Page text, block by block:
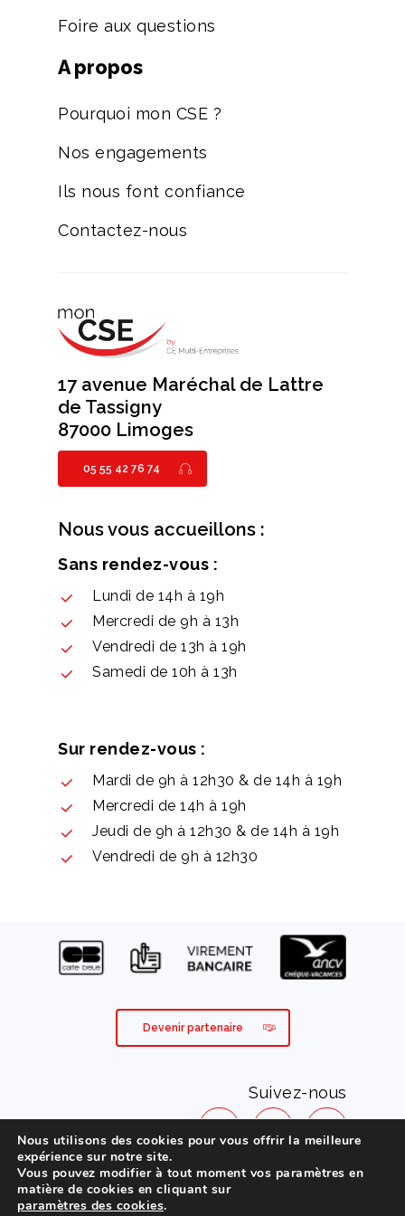
Foire aux questions
A propos
Pourquoi mon CSE ?
Nos engagements
Ils nous font confiance
Contactez-nous
17 avenue Maréchal de Lattre
de Tassigny
87000 Limoges
05 55 42 76 74
Nous vous accueillons :
Sans rendez-vous :
Lundi de 14h à 19h
Mercredi de 9h à 13h
Vendredi de 13h à 19h
Samedi de 10h à 13h
Sur rendez-vous :
Mardi de 9h à 12h30 & de 14h à 19h
Mercredi de 14h à 19h
Jeudi de 9h à 12h30 & de 14h à 19h
Vendredi de 9h à 12h30
Devenir partenaire
Suivez-nous
Mentions légales
Nous utilisons des cookies pour vous offrir la meilleure
expérience sur notre site.
Vous pouvez modifier à tout moment vos paramètres en
matière de cookies en cliquant sur
paramètres des cookies.